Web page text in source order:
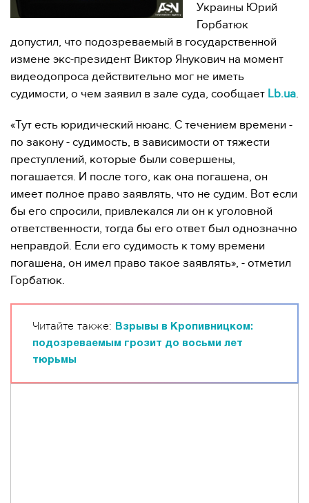
Украины Юрий
Горбатюк
допустил, что подозреваемый в государственной
измене экс-президент Виктор Янукович на момент
видеодопроса действительно мог не иметь
судимости, о чем заявил в зале суда, сообщает Lb.ua.
«Тут есть юридический нюанс. С течением времени -
по закону - судимость, в зависимости от тяжести
преступлений, которые были совершены,
погашается. И после того, как она погашена, он
имеет полное право заявлять, что не судим. Вот если
бы его спросили, привлекался ли он к уголовной
ответственности, тогда бы его ответ был однозначно
неправдой. Если его судимость к тому времени
погашена, он имел право такое заявлять», - отметил
Горбатюк.
Читайте также:
Взрывы в Кропивницком:
подозреваемым грозит до восьми лет
тюрьмы